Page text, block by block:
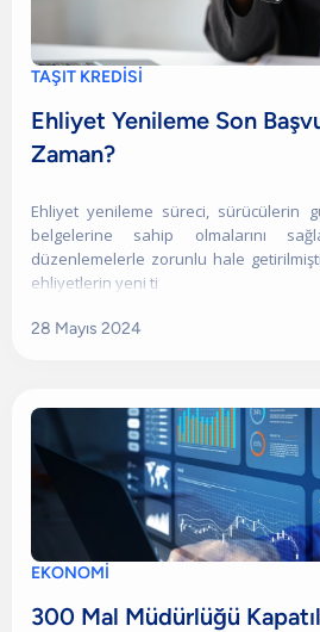
TAŞIT KREDİSİ
Ehliyet Yenileme Son
Zaman?
Ehliyet yenileme süreci, sürücülerin
belgelerine sahip olmalarını
düzenlemelerle zorunlu hale
ehliyetlerin yeni ti
28 Mayıs 2024
EKONOMİ
300 Mal Müdürlüğü